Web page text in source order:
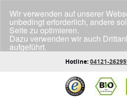
Hotline:04121-
Wir verwenden auf unserer
unbedingt erforderlich, andere
Seite zu optimieren.
Dazu verwenden wir auch
aufgeführt.
Klicke unten auf "Annehmen",